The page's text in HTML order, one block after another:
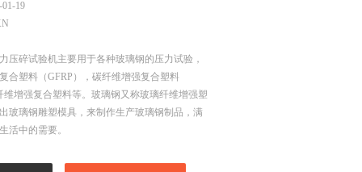
01-19
压碎试验机主要用于各种玻璃钢的压力试验，
合塑料（GFRP），碳纤维增强复合塑料
维增强复合塑料等。玻璃钢又称玻璃纤维增强塑
玻璃钢雕塑模具，来制作生产玻璃钢制品，满
活中的需要。